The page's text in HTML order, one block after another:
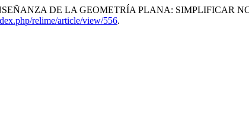
DE LA GEOMETRÍA PLANA: SIMPLIFICAR
relime/article/view/556.